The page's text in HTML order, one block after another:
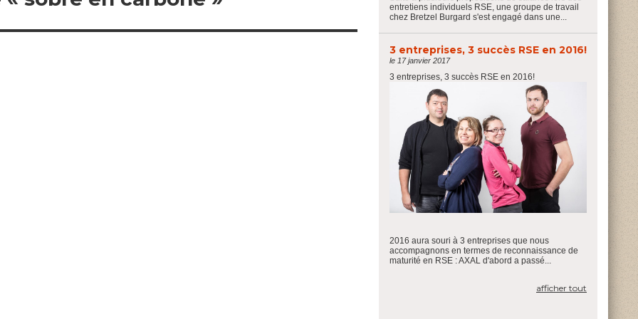
entretiens individuels RSE, une groupe de travail
chez Bretzel Burgard s'est engagé dans une...
3 entreprises, 3 succès RSE en 2016!
le 17 janvier 2017
3 entreprises, 3 succès RSE en 2016!
2016 aura souri à 3 entreprises que nous
accompagnons en termes de reconnaissance de
maturité en RSE : AXAL d'abord a passé...
afficher tout